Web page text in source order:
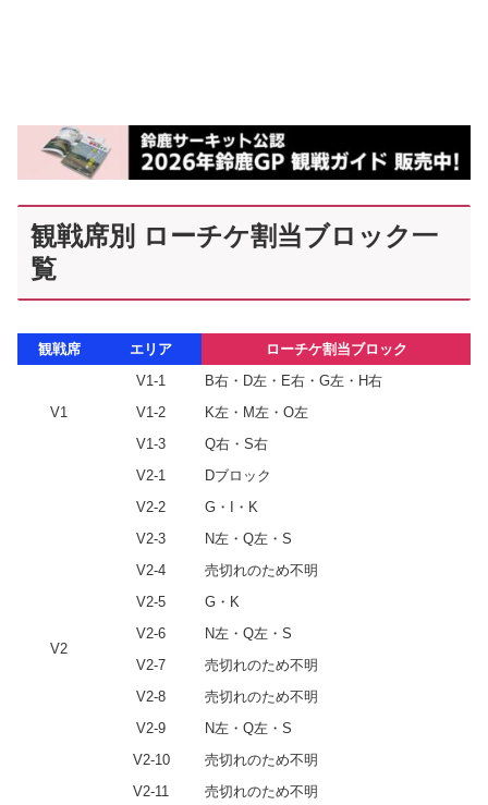
観戦席別 ローチケ割当ブロック一
覧
観戦席 エリア ローチケ割当ブロック
V1
V1-1
B右・D左・E右・G左・H右
V1-2
K左・M左・O左
V1-3
Q右・S右
V2
V2-1
Dブロック
V2-2
G・I・K
V2-3
N左・Q左・S
V2-4
売切れのため不明
V2-5
G・K
V2-6
N左・Q左・S
V2-7
売切れのため不明
V2-8
売切れのため不明
V2-9
N左・Q左・S
V2-10
売切れのため不明
V2-11
売切れのため不明